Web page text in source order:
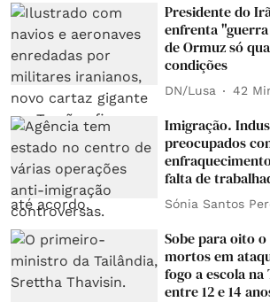
Presidente do
enfrenta
de Ormuz só
condições
DN/Lusa 42
Imigração.
preocupados
falta de
Sónia Santos
Sobe para oito
mortos em
fogo a escola
entre 12 e 14